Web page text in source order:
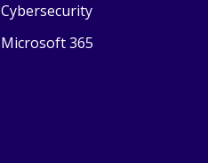
Cybersecurity
Microsoft 365